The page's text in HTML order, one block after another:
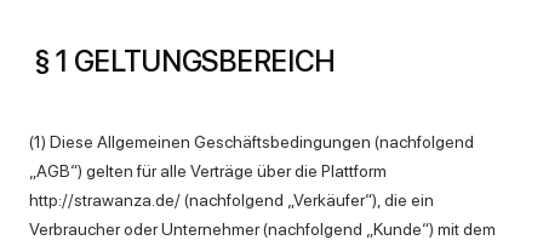
§ 1 GELTUNGSBEREICH
(1) Diese Allgemeinen Geschäftsbedingungen (nachfolgend
„AGB“) gelten für alle Verträge über die Plattform
http://strawanza.de/ (nachfolgend „Verkäufer“), die ein
Verbraucher oder Unternehmer (nachfolgend „Kunde“) mit dem